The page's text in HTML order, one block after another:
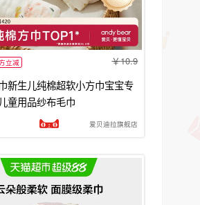
立减 10.9
新生儿纯棉超软小方巾宝宝专
童用品纱布毛巾
爱贝迪拉旗舰店